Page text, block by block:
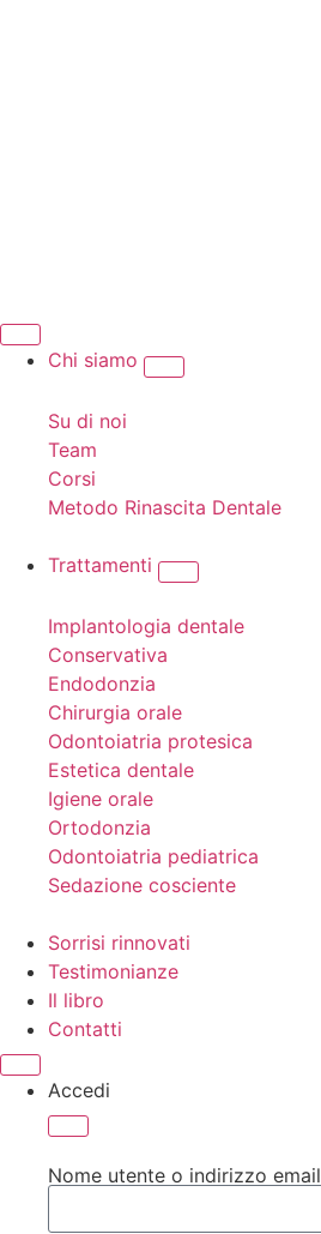
Chi siamo
Su di noi
Team
Corsi
Metodo Rinascita Dentale
Trattamenti
Implantologia dentale
Conservativa
Endodonzia
Chirurgia orale
Odontoiatria protesica
Estetica dentale
Igiene orale
Ortodonzia
Odontoiatria pediatrica
Sedazione cosciente
Sorrisi rinnovati
Testimonianze
Il libro
Contatti
Accedi
Nome utente o indirizzo email